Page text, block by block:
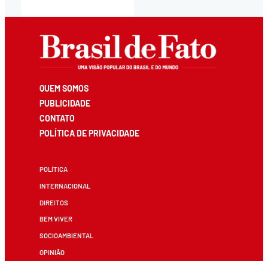
QUEM SOMOS
PUBLICIDADE
CONTATO
POLÍTICA DE PRIVACIDADE
POLÍTICA
INTERNACIONAL
DIREITOS
BEM VIVER
SOCIOAMBIENTAL
OPINIÃO